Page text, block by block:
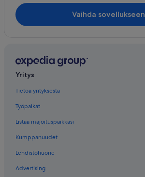
Vaihda sovellukseen
Yritys
Tietoa yrityksestä
Työpaikat
Listaa majoituspaikkasi
Kumppanuudet
Lehdistöhuone
Advertising